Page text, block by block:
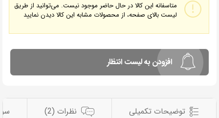
متاسفانه این کالا در حال حاضر موجود نیست. می‌توانید از طریق
لیست بالای صفحه، از محصولات مشابه این کالا دیدن نمایید
افزودن به لیست انتظار
توضیحات تکمیلی نظرات (2)